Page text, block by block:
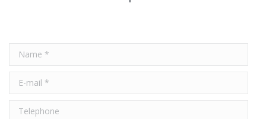
Name *
E-mail *
Telephone